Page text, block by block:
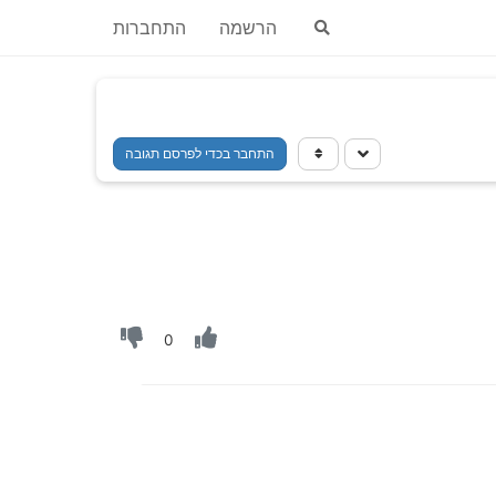
הרשמה התחברות
התחבר בכדי לפרסם תגובה
0